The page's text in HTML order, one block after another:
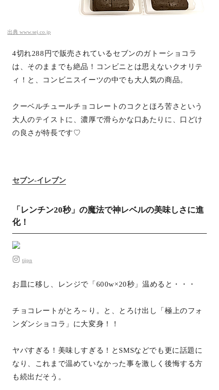
出典 www.sej.co.jp
4切れ288円で販売されているセブンのガトーショコラ
は、そのままでも絶品！コンビニとは思えないクオリテ
ィ！と、コンビニスイーツの中でも大人気の商品。
クーベルチュールチョコレートのコクとほろ苦さという
大人のテイストに、濃厚で滑らかな口あたりに、口どけ
の良さが特長です♡
セブン-イレブン
「レンチン20秒」の魔法で神レベルの美味しさに進
化！
tijpn
お皿に移し、レンジで「600w×20秒」温めると・・・
チョコレートがとろ～り。と、とろけ出し「極上のフォ
ンダンショコラ」に大変身！！
ヤバすぎる！美味しすぎる！とSMSなどでも更に話題に
なり、これまで温めていなかった事を激しく後悔する方
も続出だそう。